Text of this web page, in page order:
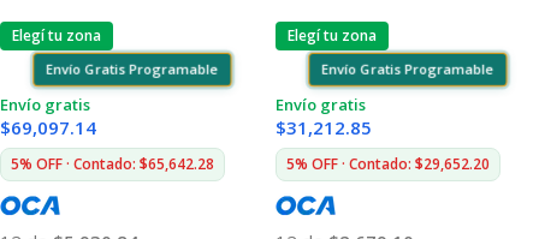
Elegí tu zona
Envío Gratis Programable
Envío gratis
$69,097.14
5% OFF · Contado: $65,642.28
Elegí tu zona
Envío Gratis Programable
Envío gratis
$31,212.85
5% OFF · Contado: $29,652.20